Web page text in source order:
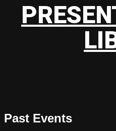
Past Events